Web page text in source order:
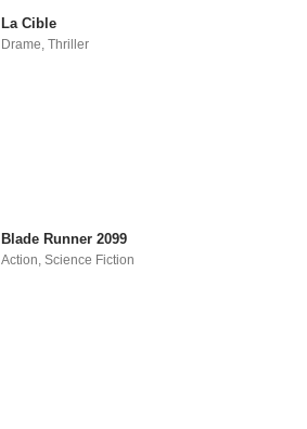
La Cible
Drame,Thriller
Blade Runner 2099
Action ,Science Fiction